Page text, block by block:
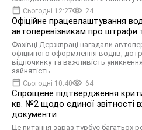
Сьогодні 12:27 24
Офіційне працевлаштування
автоперевізникам про штрафи
Фахівці Держпраці нагадали
офіційного оформлення водіїв,
відпочинку та важливість
зайнятість
Сьогодні 10:40 64
Спрощене підтвердження
кв. №2 щодо єдиної звітності
документи
Це питання зараз турбує багатьох